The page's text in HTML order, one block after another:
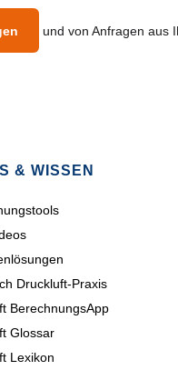
und von Anfragen aus
& WISSEN
Druckluft-Praxis
BerechnungsApp
Glossar
Lexikon